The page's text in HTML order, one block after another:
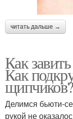
читать дальше →
Как
Как
щипчиков?
Делимся бьюти-
рукой не